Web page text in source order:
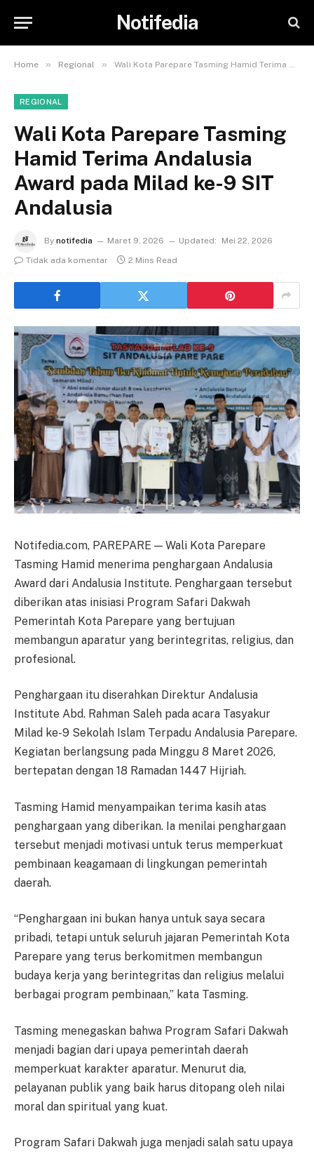
Notifedia
Home » Regional » Wali Kota Parepare Tasming Hamid Terima Andalusia Award pada Milad ke-9 SIT Andalusia
REGIONAL
Wali Kota Parepare Tasming
Hamid Terima Andalusia
Award pada Milad ke-9 SIT
Andalusia
By notifedia Maret 9, 2026 Updated:
Mei 22, 2026
Tidak ada komentar
2 Mins Read
Notifedia.com, PAREPARE — Wali Kota Parepare
Tasming Hamid menerima penghargaan Andalusia
Award dari Andalusia Institute. Penghargaan tersebut
diberikan atas inisiasi Program Safari Dakwah
Pemerintah Kota Parepare yang bertujuan
membangun aparatur yang berintegritas, religius, dan
profesional.
Penghargaan itu diserahkan Direktur Andalusia
Institute Abd. Rahman Saleh pada acara Tasyakur
Milad ke-9 Sekolah Islam Terpadu Andalusia Parepare.
Kegiatan berlangsung pada Minggu 8 Maret 2026,
bertepatan dengan 18 Ramadan 1447 Hijriah.
Tasming Hamid menyampaikan terima kasih atas
penghargaan yang diberikan. Ia menilai penghargaan
tersebut menjadi motivasi untuk terus memperkuat
pembinaan keagamaan di lingkungan pemerintah
daerah.
“Penghargaan ini bukan hanya untuk saya secara
pribadi, tetapi untuk seluruh jajaran Pemerintah Kota
Parepare yang terus berkomitmen membangun
budaya kerja yang berintegritas dan religius melalui
berbagai program pembinaan,” kata Tasming.
Tasming menegaskan bahwa Program Safari Dakwah
menjadi bagian dari upaya pemerintah daerah
memperkuat karakter aparatur. Menurut dia,
pelayanan publik yang baik harus ditopang oleh nilai
moral dan spiritual yang kuat.
Program Safari Dakwah juga menjadi salah satu upaya